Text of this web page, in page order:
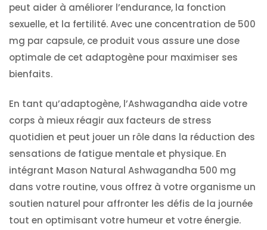
peut aider à améliorer l’endurance, la fonction
sexuelle, et la fertilité. Avec une concentration de 500
mg par capsule, ce produit vous assure une dose
optimale de cet adaptogène pour maximiser ses
bienfaits.
En tant qu’adaptogène, l’Ashwagandha aide votre
corps à mieux réagir aux facteurs de stress
quotidien et peut jouer un rôle dans la réduction des
sensations de fatigue mentale et physique. En
intégrant Mason Natural Ashwagandha 500 mg
dans votre routine, vous offrez à votre organisme un
soutien naturel pour affronter les défis de la journée
tout en optimisant votre humeur et votre énergie.